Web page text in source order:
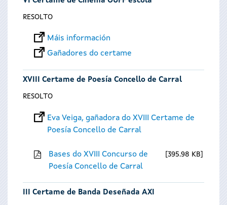
RESOLTO
Máis información
Gañadores do certame
XVIII Certame de Poesía Concello de Carral
RESOLTO
Eva Veiga, gañadora do XVIII Certame de
Poesía Concello de Carral
Bases do XVIII Concurso de
Poesía Concello de Carral
395.98 KB
III Certame de Banda Deseñada AXI